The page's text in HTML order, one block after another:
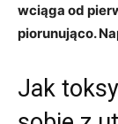
wciąga od
piorunująco.
Jak